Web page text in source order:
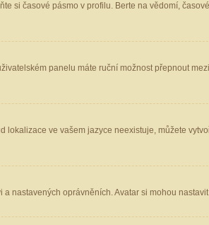
si časové pásmo v profilu. Berte na vědomí,
panelu máte ruční možnost přepnout
ve vašem jazyce neexistuje, můžete
nastavených oprávněních. Avatar si mohou